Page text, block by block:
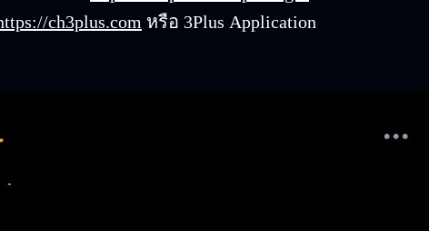
ch3plus.com หรือ 3Plus Application